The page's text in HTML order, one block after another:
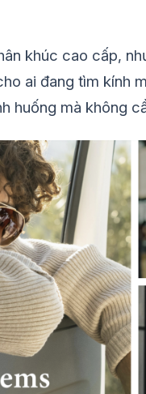
khúc cao cấp,
ai đang tìm kính
huống mà không